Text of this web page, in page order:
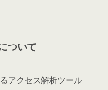
ついて
アクセス解析ツール